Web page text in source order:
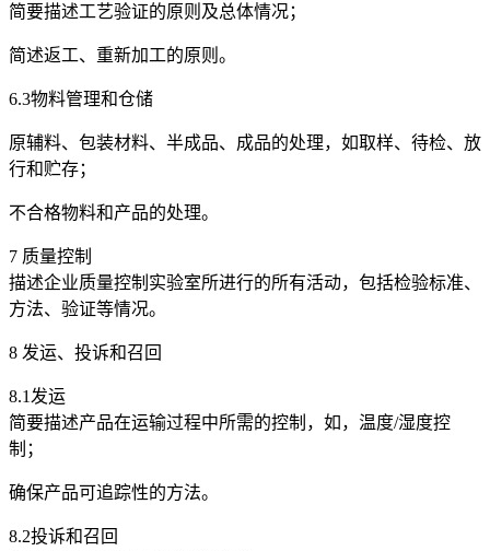
简要描述工艺验证的原则及总体情况；
简述返工、重新加工的原则。
6.3物料管理和仓储
原辅料、包装材料、半成品、成品的处理，如取样、待检、放
行和贮存；
不合格物料和产品的处理。
7 质量控制
描述企业质量控制实验室所进行的所有活动，包括检验标准、
方法、验证等情况。
8 发运、投诉和召回
8.1发运
简要描述产品在运输过程中所需的控制，如，温度/湿度控
制；
确保产品可追踪性的方法。
8.2投诉和召回